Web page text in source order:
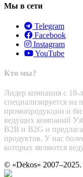
Мы в сети
Telegram
Facebook
Instagram
YouTube
Кто мы?
Лидер компания с
специализируется на
промопродукции и
ведущих компаний
B2B и B2G и
продуктов. У нас
которых являются
© «Dekos»